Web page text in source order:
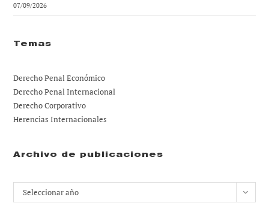
07/09/2026
Temas
Derecho Penal Económico
Derecho Penal Internacional
Derecho Corporativo
Herencias Internacionales
Archivo de publicaciones
Archivos
Seleccionar año